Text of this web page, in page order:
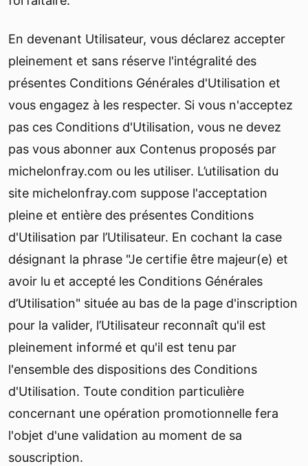
En devenant Utilisateur, vous déclarez accepter
pleinement et sans réserve l'intégralité des
présentes Conditions Générales d'Utilisation et
vous engagez à les respecter. Si vous n'acceptez
pas ces Conditions d'Utilisation, vous ne devez
pas vous abonner aux Contenus proposés par
michelonfray.com ou les utiliser. L’utilisation du
site michelonfray.com suppose l'acceptation
pleine et entière des présentes Conditions
d'Utilisation par l’Utilisateur. En cochant la case
désignant la phrase "Je certifie être majeur(e) et
avoir lu et accepté les Conditions Générales
d’Utilisation" située au bas de la page d'inscription
pour la valider, l’Utilisateur reconnaît qu'il est
pleinement informé et qu'il est tenu par
l'ensemble des dispositions des Conditions
d'Utilisation. Toute condition particulière
concernant une opération promotionnelle fera
l'objet d'une validation au moment de sa
souscription.